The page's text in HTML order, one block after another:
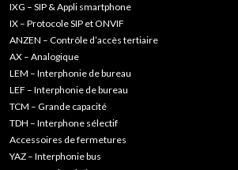
IXG – SIP & Appli smartphone
IX – Protocole SIP et ONVIF
ANZEN – Contrôle d’accès tertiaire
AX – Analogique
LEM – Interphonie de bureau
LEF – Interphonie de bureau
TCM – Grande capacité
TDH – Interphone sélectif
Accessoires de fermetures
YAZ – Interphonie bus